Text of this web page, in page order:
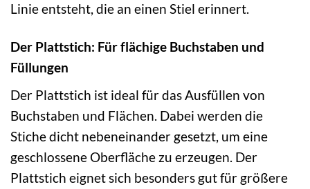
Linie entsteht, die an einen Stiel erinnert.
Der Plattstich: Für flächige Buchstaben und
Füllungen
Der Plattstich ist ideal für das Ausfüllen von
Buchstaben und Flächen. Dabei werden die
Stiche dicht nebeneinander gesetzt, um eine
geschlossene Oberfläche zu erzeugen. Der
Plattstich eignet sich besonders gut für größere